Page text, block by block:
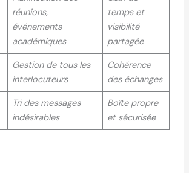
réunions,
événements
académiques
temps et
visibilité
partagée
Gestion de tous les
interlocuteurs
Cohérence
des échanges
Tri des messages
indésirables
Boîte propre
et sécurisée